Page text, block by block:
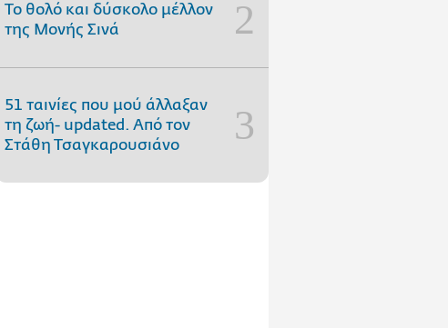
Το θολό και δύσκολο μέλλον
της Μονής Σινά
51 ταινίες που μού άλλαξαν
τη ζωή- updated. Aπό τον
Στάθη Τσαγκαρουσιάνο